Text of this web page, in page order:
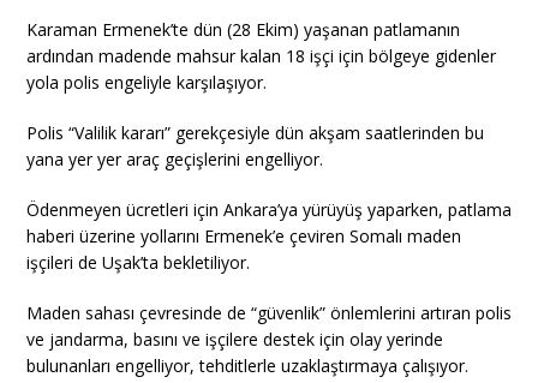
Karaman Ermenek’te dün (28 Ekim) yaşanan patlamanın
ardından madende mahsur kalan 18 işçi için bölgeye gidenler
yola polis engeliyle karşılaşıyor.
Polis “Valilik kararı” gerekçesiyle dün akşam saatlerinden bu
yana yer yer araç geçişlerini engelliyor.
Ödenmeyen ücretleri için Ankara’ya yürüyüş yaparken, patlama
haberi üzerine yollarını Ermenek’e çeviren Somalı maden
işçileri de Uşak’ta bekletiliyor.
Maden sahası çevresinde de “güvenlik” önlemlerini artıran polis
ve jandarma, basını ve işçilere destek için olay yerinde
bulunanları engelliyor, tehditlerle uzaklaştırmaya çalışıyor.